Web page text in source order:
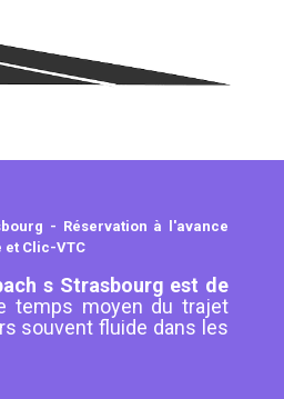
- Réservation à l'avance
Clic-VTC
s Strasbourg est de
temps moyen du trajet
souvent fluide dans les